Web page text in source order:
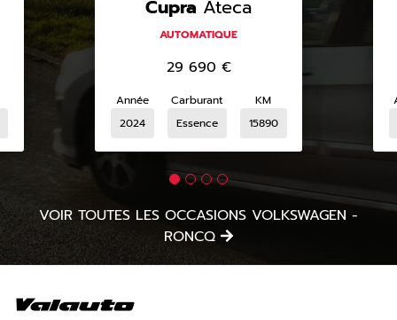
Cupra Ateca
AUTOMATIQUE
29 690 €
Année
2024
Carburant
Essence
KM
15890
VOIR TOUTES LES OCCASIONS VOLKSWAGEN -
RONCQ